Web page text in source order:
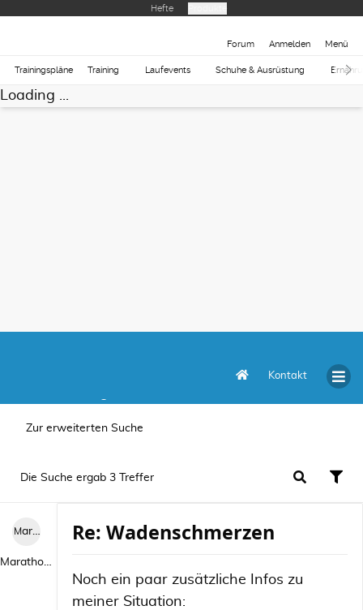
Hefte
Forum Anmelden Menü
Trainingspläne Training Laufevents Schuhe & Ausrüstung
Loading ...
Kontakt
Zur erweiterten Suche
Die Suche ergab 3 Treffer
Marathon 2026
Marathon 2026
Re: Wadenschmerzen
Noch ein paar zusätzliche Infos zu
meiner Situation: